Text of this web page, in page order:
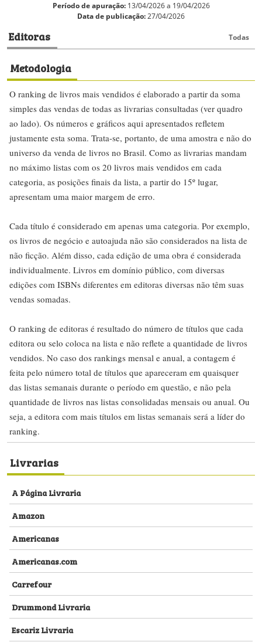
Período de apuração:13/04/2026 a 19/04/2026
Data de publicação:27/04/2026
Editoras Todas
Metodologia
O ranking de livros mais vendidos é elaborado a partir da soma
simples das vendas de todas as livrarias consultadas (ver quadro
ao lado). Os números e gráficos aqui apresentados refletem
justamente esta soma. Trata-se, portanto, de uma amostra e não do
universo da venda de livros no Brasil. Como as livrarias mandam
no máximo listas com os 20 livros mais vendidos em cada
categoria, as posições finais da lista, a partir do 15º lugar,
apresentam uma maior margem de erro.
Cada título é considerado em apenas uma categoria. Por exemplo,
os livros de negócio e autoajuda não são considerados na lista de
não ficção. Além disso, cada edição de uma obra é considerada
individualmente. Livros em domínio público, com diversas
edições com ISBNs diferentes em editoras diversas não têm suas
vendas somadas.
O ranking de editoras é resultado do número de títulos que cada
editora ou selo coloca na lista e não reflete a quantidade de livros
vendidos. No caso dos rankings mensal e anual, a contagem é
feita pelo número total de títulos que apareceram em quaisquer
das listas semanais durante o período em questão, e não pela
quantidade de livros nas listas consolidadas mensais ou anual. Ou
seja, a editora com mais títulos em listas semanais será a líder do
ranking.
Livrarias
A Página Livraria
Amazon
Americanas
Americanas.com
Carrefour
Drummond Livraria
Escariz Livraria